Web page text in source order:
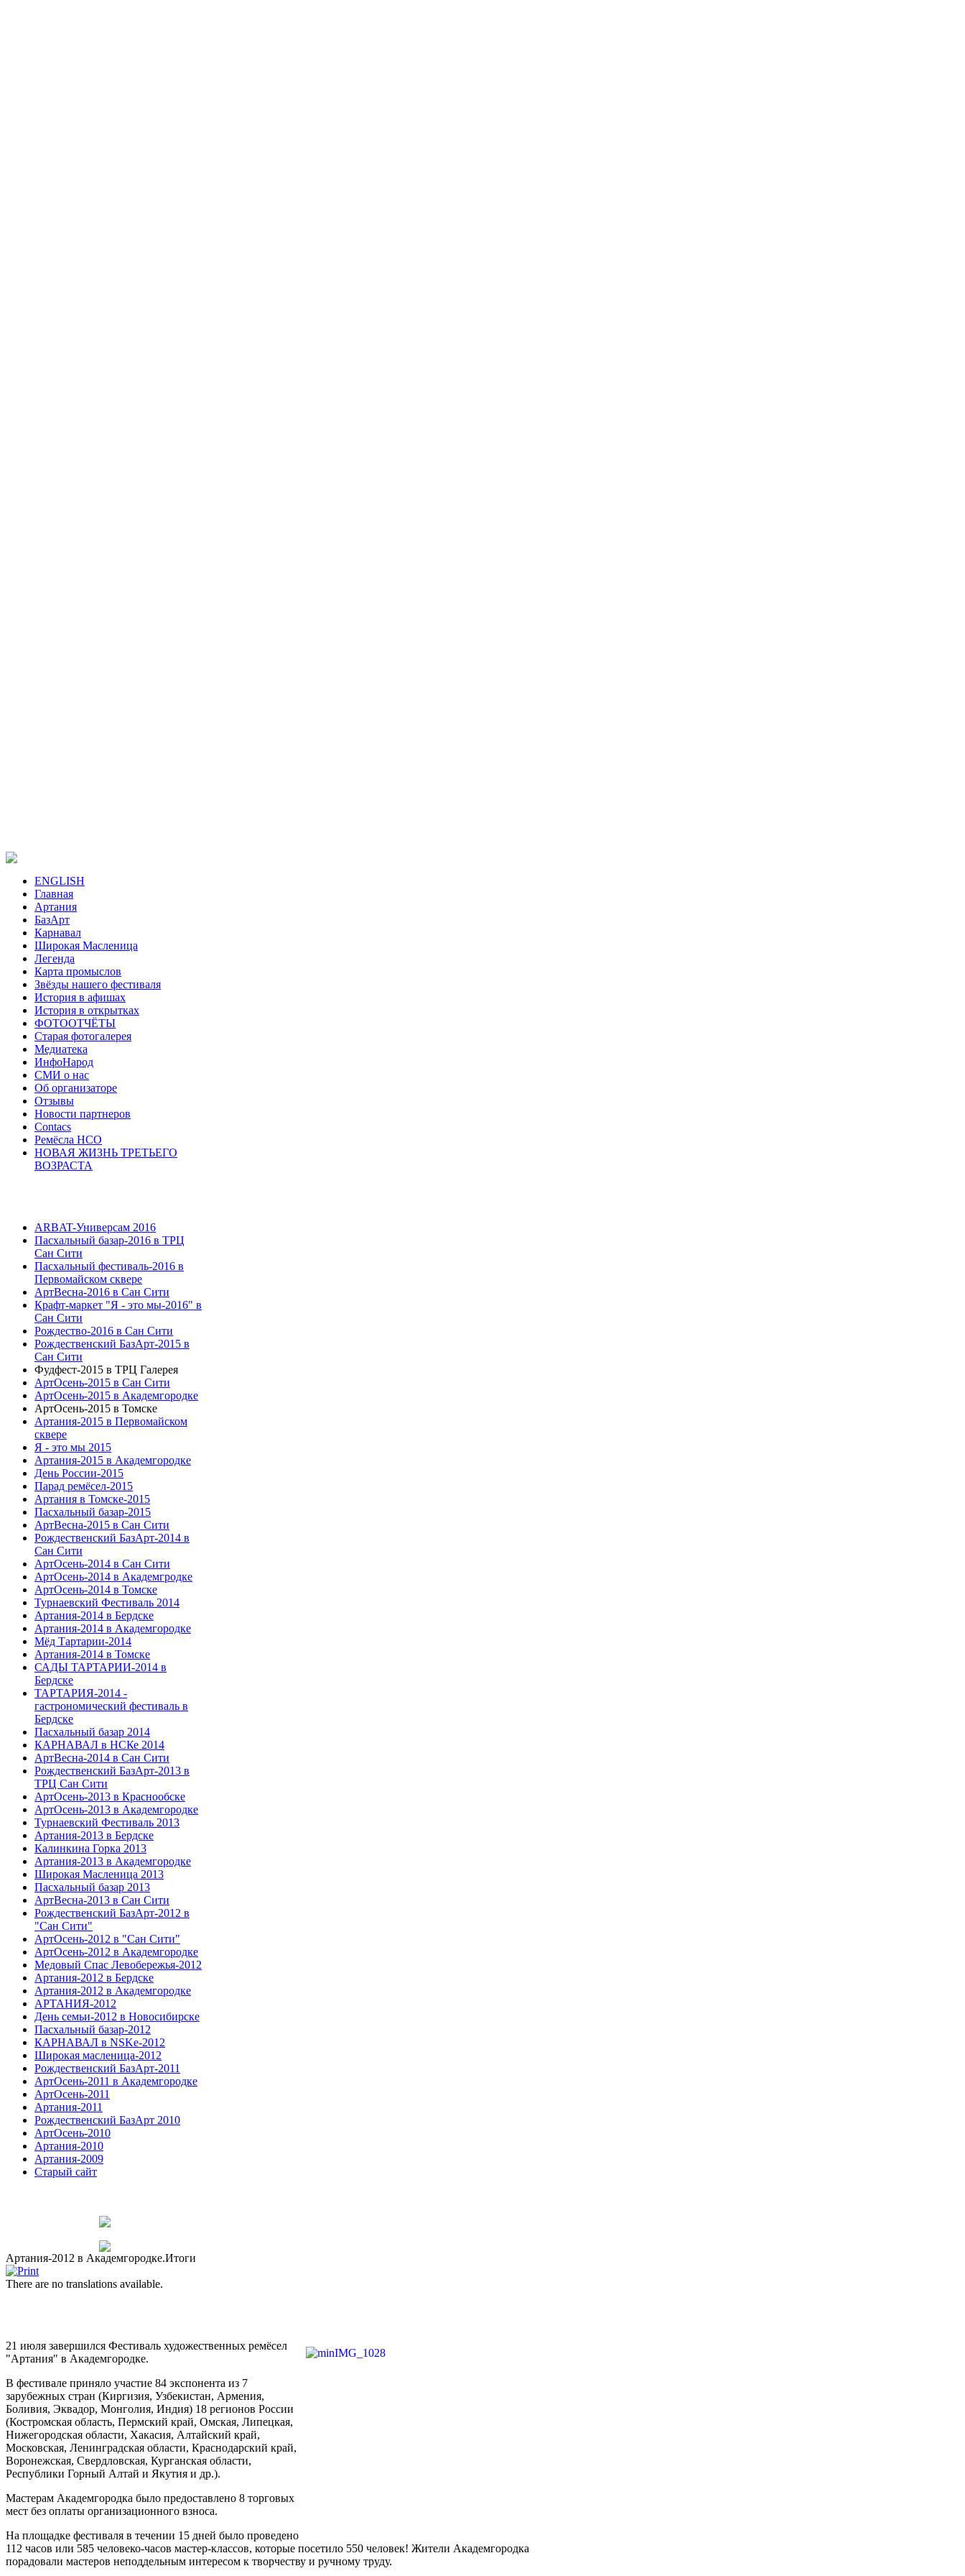
ENGLISH
Главная
Артания
БазАрт
Карнавал
Широкая Масленица
Легенда
Карта промыслов
Звёзды нашего фестиваля
История в афишах
История в открытках
ФОТООТЧЁТЫ
Старая фотогалерея
Медиатека
ИнфоНарод
СМИ о нас
Об организаторе
Отзывы
Новости партнеров
Contacs
Ремёсла НСО
НОВАЯ ЖИЗНЬ ТРЕТЬЕГО
ВОЗРАСТА
ARBAT-Универсам 2016
Пасхальный базар-2016 в ТРЦ
Сан Сити
Пасхальный фестиваль-2016 в
Первомайском сквере
АртВесна-2016 в Сан Сити
Крафт-маркет "Я - это мы-2016" в
Сан Сити
Рождество-2016 в Сан Сити
Рождественский БазАрт-2015 в
Сан Сити
Фудфест-2015 в ТРЦ Галерея
АртОсень-2015 в Сан Сити
АртОсень-2015 в Академгородке
АртОсень-2015 в Томске
Артания-2015 в Первомайском
сквере
Я - это мы 2015
Артания-2015 в Академгородке
День России-2015
Парад ремёсел-2015
Артания в Томске-2015
Пасхальный базар-2015
АртВесна-2015 в Сан Сити
Рождественский БазАрт-2014 в
Сан Сити
АртОсень-2014 в Сан Сити
АртОсень-2014 в Академгродке
АртОсень-2014 в Томске
Турнаевский Фестиваль 2014
Артания-2014 в Бердске
Артания-2014 в Академгородке
Мёд Тартарии-2014
Артания-2014 в Томске
САДЫ ТАРТАРИИ-2014 в
Бердске
ТАРТАРИЯ-2014 -
гастрономический фестиваль в
Бердске
Пасхальный базар 2014
КАРНАВАЛ в НСКе 2014
АртВесна-2014 в Сан Сити
Рождественский БазАрт-2013 в
ТРЦ Сан Сити
АртОсень-2013 в Краснообске
АртОсень-2013 в Академгородке
Турнаевский Фестиваль 2013
Артания-2013 в Бердске
Калинкина Горка 2013
Артания-2013 в Академгородке
Широкая Масленица 2013
Пасхальный базар 2013
АртВесна-2013 в Сан Сити
Рождественский БазАрт-2012 в
"Сан Сити"
АртОсень-2012 в "Сан Сити"
АртОсень-2012 в Академгородке
Медовый Спас Левобережья-2012
Артания-2012 в Бердске
Артания-2012 в Академгородке
АРТАНИЯ-2012
День семьи-2012 в Новосибирске
Пасхальный базар-2012
КАРНАВАЛ в NSKe-2012
Широкая масленица-2012
Рождественский БазАрт-2011
АртОсень-2011 в Академгородке
АртОсень-2011
Артания-2011
Рождественский БазАрт 2010
АртОсень-2010
Артания-2010
Артания-2009
Старый сайт
Артания-2012 в Академгородке.Итоги
There are no translations available.
21 июля завершился Фестиваль художественных ремёсел
"Артания" в Академгородке.
В фестивале приняло участие 84 экспонента из 7
зарубежных стран (Киргизия, Узбекистан, Армения,
Боливия, Эквадор, Монголия, Индия) 18 регионов России
(Костромская область, Пермский край, Омская, Липецкая,
Нижегородская области, Хакасия, Алтайский край,
Московская, Ленинградская области, Краснодарский край,
Воронежская, Свердловская, Курганская области,
Республики Горный Алтай и Якутия и др.).
Мастерам Академгородка было предоставлено 8 торговых
мест без оплаты организационного взноса.
На площадке фестиваля в течении 15 дней было проведено
112 часов или 585 человеко-часов мастер-классов, которые посетило 550 человек! Жители Академгородка
порадовали мастеров неподдельным интересом к творчеству и ручному труду.